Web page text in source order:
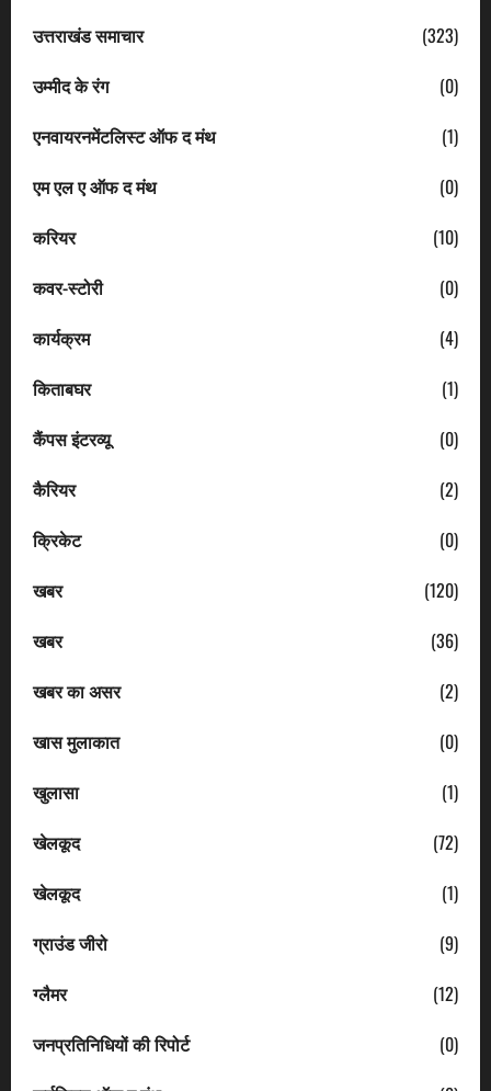
उत्तराखंड समाचार
(323)
उम्मीद के रंग
(0)
एनवायरनमेंटलिस्ट ऑफ द मंथ
(1)
एम एल ए ऑफ द मंथ
(0)
करियर
(10)
कवर-स्टोरी
(0)
कार्यक्रम
(4)
किताबघर
(1)
कैंपस इंटरव्यू
(0)
कैरियर
(2)
क्रिकेट
(0)
खबर
(120)
खबर
(36)
खबर का असर
(2)
खास मुलाकात
(0)
खुलासा
(1)
खेलकूद
(72)
खेलकूद
(1)
ग्राउंड जीरो
(9)
ग्लैमर
(12)
जनप्रतिनिधियों की रिपोर्ट
(0)